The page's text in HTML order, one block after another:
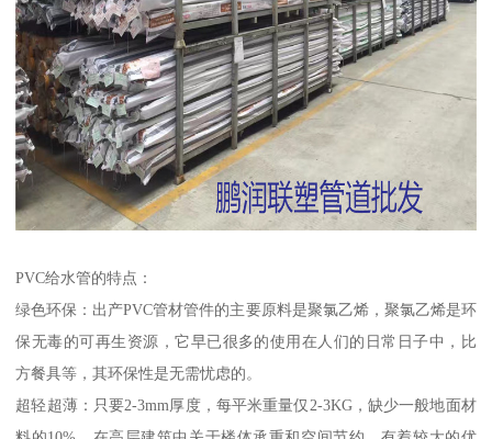
PVC给水管的特点：
绿色环保：出产PVC管材管件的主要原料是聚氯乙烯，聚氯乙烯是环
保无毒的可再生资源，它早已很多的使用在人们的日常日子中，比
方餐具等，其环保性是无需忧虑的。
超轻超薄：只要2-3mm厚度，每平米重量仅2-3KG，缺少一般地面材